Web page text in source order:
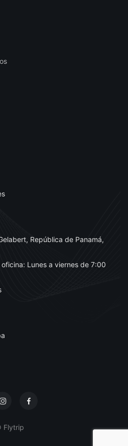
República de Panamá,
Lunes a viernes de 7:00
Flytrip